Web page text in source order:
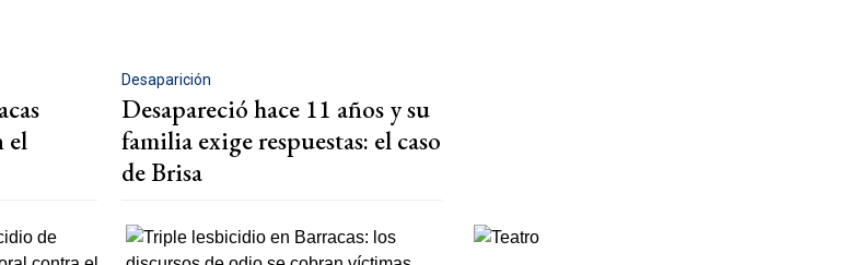
el
Desaparición
Desapareció hace 11 años y su
familia exige respuestas: el caso
de Brisa